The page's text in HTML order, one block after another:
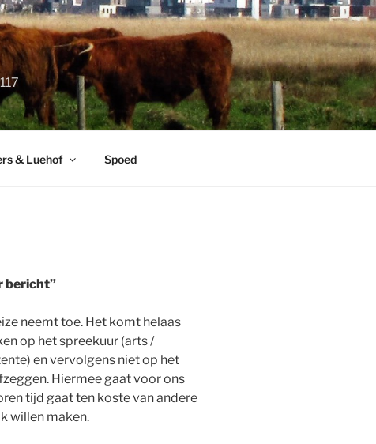
& Luehof Spoed
bericht”
neemt toe. Het komt helaas
op het spreekuur (arts /
en vervolgens niet op het
Hiermee gaat voor ons
tijd gaat ten koste van andere
willen maken.